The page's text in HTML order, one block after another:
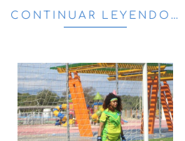
CONTINUAR LEYENDO…